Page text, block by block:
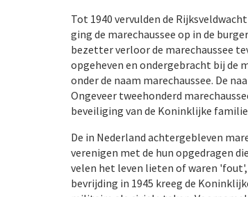
Tot 1940 vervulden de
ging de marechaussee op in de
bezetter verloor de marechaussee
opgeheven en ondergebracht bij de
onder de naam marechaussee. De
Ongeveer tweehonderd
beveiliging van de Koninklijke
De in Nederland achtergebleven
verenigen met de hun opgedragen
velen het leven lieten of waren
bevrijding in 1945 kreeg de